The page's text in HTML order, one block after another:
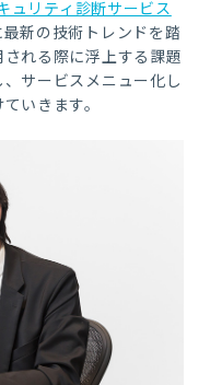
ュリティ診断サービス
新の技術トレンドを踏
れる際に浮上する課題
サービスメニュー化し
いきます。